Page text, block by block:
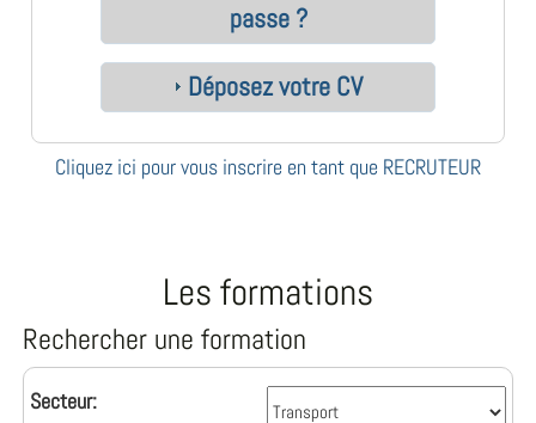
passe ?
Déposez votre CV
Cliquez ici pour vous inscrire en tant que RECRUTEUR
Les formations
Rechercher une formation
Secteur: